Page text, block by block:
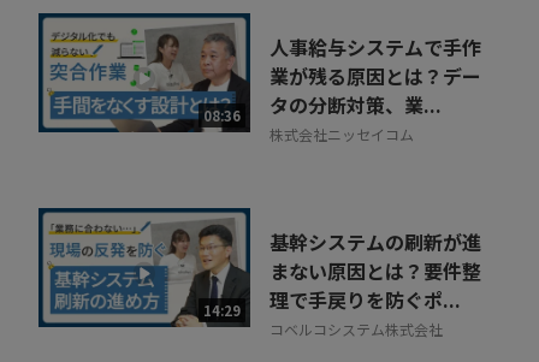
08:36
人事給与システムで手作
業が残る原因とは？デー
タの分断対策、業...
株式会社ニッセイコム
14:29
基幹システムの刷新が進
まない原因とは？要件整
理で手戻りを防ぐポ...
コベルコシステム株式会社